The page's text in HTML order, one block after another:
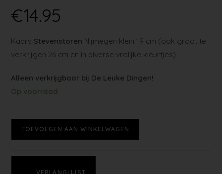
€14.95
Kaars Stevenstoren Nijmegen klein 19 cm (ook groot te
verkrijgen 26 cm en in diverse vrolijke kleurtjes)
Alleen verkrijgbaar bij De Leuke Dingen!
Op voorraad
TOEVOEGEN AAN WINKELWAGEN
VERLANGLIJST